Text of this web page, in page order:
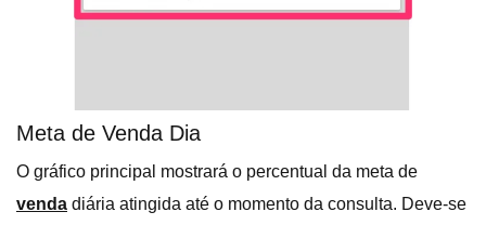
Meta de Venda Dia
O gráfico principal mostrará o percentual da meta de
venda diária atingida até o momento da consulta. Deve-se